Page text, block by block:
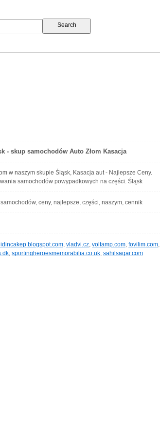
- skup samochodów Auto Złom Kasacja
w naszym skupie Śląsk, Kasacja aut - Najlepsze Ceny.
samochodów powypadkowych na części. Śląsk
ceny, najlepsze, części, naszym, cennik
, vladvi.cz, voltamp.com, fovilim.com,
, sportingheroesmemorabilia.co.uk, sahilsagar.com